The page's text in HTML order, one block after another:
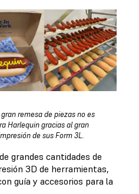
remesa de piezas no es
Harlequin gracias al gran
de sus Form 3L.
grandes cantidades de
3D de herramientas,
guía y accesorios para la